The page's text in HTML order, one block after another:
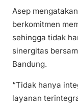
Asep
berkomitmen
sehingga tidak
sinergitas
Bandung.
“Tidak hanya
layanan